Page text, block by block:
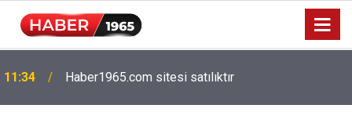
15:52
hesaplarda